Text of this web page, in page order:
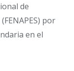
de
por
en el